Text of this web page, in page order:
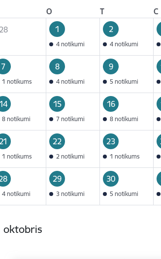
O T C
28
1
4 notikumi
2
4 notikumi
7
1 notikums
8
4 notikumi
9
5 notikumi
8 notikumi
15
7 notikumi
16
8 notikumi
21
1 notikums
22
2 notikumi
23
1 notikums
4 notikumi
29
3 notikumi
30
5 notikumi
oktobris